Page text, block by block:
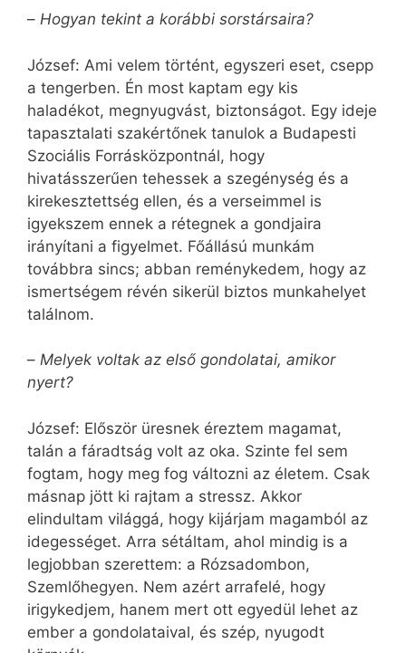
– Hogyan tekint a korábbi sorstársaira?
József: Ami velem történt, egyszeri eset, csepp
a tengerben. Én most kaptam egy kis
haladékot, megnyugvást, biztonságot. Egy ideje
tapasztalati szakértőnek tanulok a Budapesti
Szociális Forrásközpontnál, hogy
hivatásszerűen tehessek a szegénység és a
kirekesztettség ellen, és a verseimmel is
igyekszem ennek a rétegnek a gondjaira
irányítani a figyelmet. Főállású munkám
továbbra sincs; abban reménykedem, hogy az
ismertségem révén sikerül biztos munkahelyet
találnom.
– Melyek voltak az első gondolatai, amikor
nyert?
József: Először üresnek éreztem magamat,
talán a fáradtság volt az oka. Szinte fel sem
fogtam, hogy meg fog változni az életem. Csak
másnap jött ki rajtam a stressz. Akkor
elindultam világgá, hogy kijárjam magamból az
idegességet. Arra sétáltam, ahol mindig is a
legjobban szerettem: a Rózsadombon,
Szemlőhegyen. Nem azért arrafelé, hogy
irigykedjem, hanem mert ott egyedül lehet az
ember a gondolataival, és szép, nyugodt